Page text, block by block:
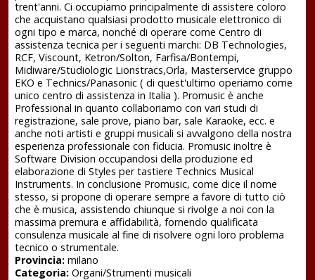
trent'anni. Ci occupiamo principalmente di assistere coloro
che acquistano qualsiasi prodotto musicale elettronico di
ogni tipo e marca, nonché di operare come Centro di
assistenza tecnica per i seguenti marchi: DB Technologies,
RCF, Viscount, Ketron/Solton, Farfisa/Bontempi,
Midiware/Studiologic Lionstracs,Orla, Masterservice gruppo
EKO e Technics/Panasonic ( di quest'ultimo operiamo come
unico centro di assistenza in Italia ). Promusic è anche
Professional in quanto collaboriamo con vari studi di
registrazione, sale prove, piano bar, sale Karaoke, ecc. e
anche noti artisti e gruppi musicali si avvalgono della nostra
esperienza professionale con fiducia. Promusic inoltre è
Software Division occupandosi della produzione ed
elaborazione di Styles per tastiere Technics Musical
Instruments. In conclusione Promusic, come dice il nome
stesso, si propone di operare sempre a favore di tutto ciò
che è musica, assistendo chiunque si rivolge a noi con la
massima premura e affidabilità, fornendo qualificata
consulenza musicale al fine di risolvere ogni loro problema
tecnico o strumentale.
Provincia:milano
Categoria:Organi/Strumenti musicali